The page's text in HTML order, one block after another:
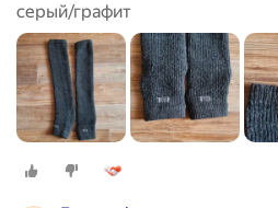
серый/графит